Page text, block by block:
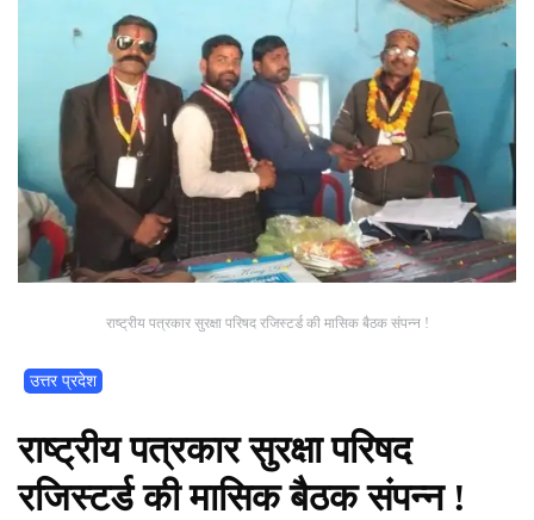
राष्ट्रीय पत्रकार सुरक्षा परिषद रजिस्टर्ड की मासिक बैठक संपन्न !
उत्तर प्रदेश
राष्ट्रीय पत्रकार सुरक्षा परिषद
रजिस्टर्ड की मासिक बैठक संपन्न !